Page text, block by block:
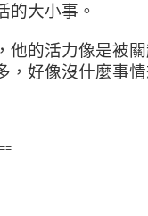
的大小事。
他的活力像是被關
，好像沒什麼事